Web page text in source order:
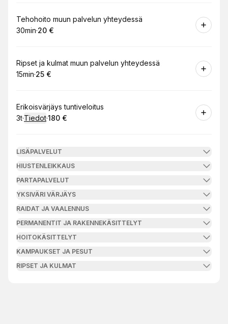
Varaa
Tehohoito muun palvelun yhteydessä
.Kesto:
30min·
.Hinta
20 €
Varaa
Ripset ja kulmat muun palvelun yhteydessä
.Kesto:
15min·
.Hinta
25 €
Varaa
Erikoisvärjäys tuntiveloitus
.Kesto:
3t·Tiedot·
.Hinta
180 €
LISÄPALVELUT
HIUSTENLEIKKAUS
PARTAPALVELUT
YKSIVÄRI VÄRJÄYS
RAIDAT JA VAALENNUS
PERMANENTIT JA RAKENNEKÄSITTELYT
HOITOKÄSITTELYT
KAMPAUKSET JA PESUT
RIPSET JA KULMAT